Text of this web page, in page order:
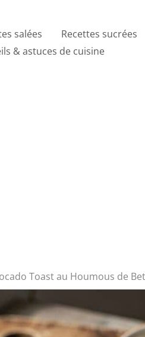
salées Recettes sucrées
& astuces de cuisine
Toast au Houmous de